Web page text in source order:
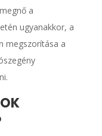
a
ugyanakkor, a
megszorítása a